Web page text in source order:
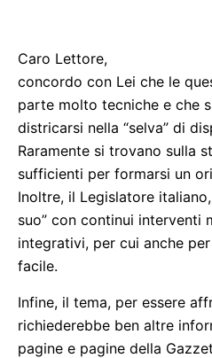
Caro Lettore,
concordo con Lei che le
parte molto tecniche e che
districarsi nella “selva” di
Raramente si trovano sulla
sufficienti per formarsi un
Inoltre, il Legislatore
suo” con continui interventi
integrativi, per cui anche
facile.
Infine, il tema, per essere
richiederebbe ben altre
pagine e pagine della